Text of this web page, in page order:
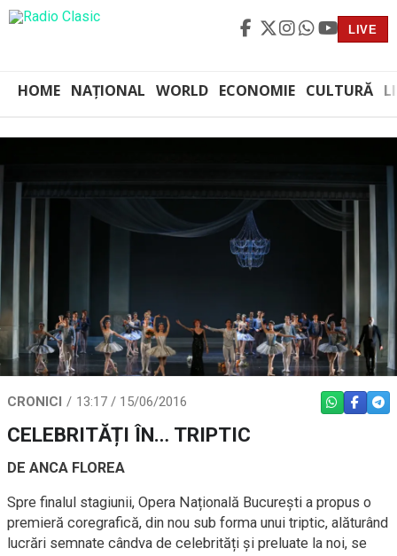
LIVE
HOME NAȚIONAL WORLD ECONOMIE CULTURĂ
CRONICI 13:17 / 15/06/2016 WHATSAPP
CELEBRITĂȚI ÎN… TRIPTIC
DE ANCA FLOREA
Spre finalul stagiunii, Opera Națională București a propus o
premieră coregrafică, din nou sub forma unui triptic, alăturând
lucrări semnate cândva de celebrități și preluate la noi, se